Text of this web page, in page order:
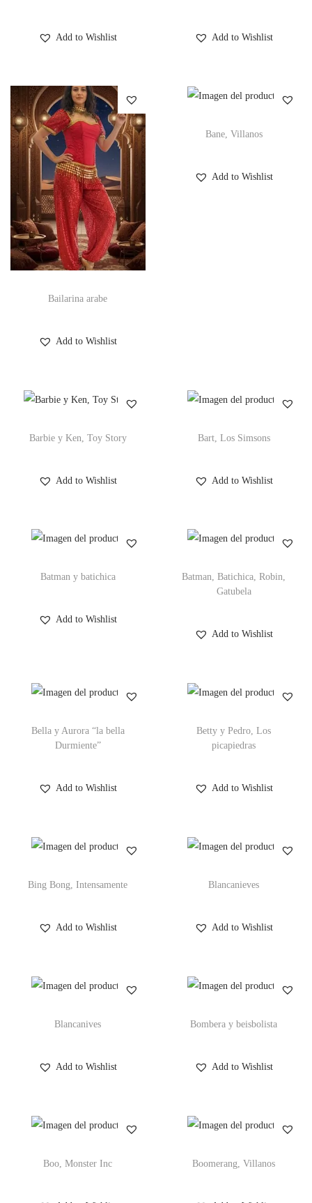
Add to Wishlist Add to Wishlist
Bailarina arabe
Add to Wishlist
Bane, Villanos
Add to Wishlist
Barbie y Ken, Toy Story
Add to Wishlist
Bart, Los Simsons
Add to Wishlist
Batman y batichica
Add to Wishlist
Batman, Batichica, Robin,
Gatubela
Add to Wishlist
Bella y Aurora “la bella
Durmiente”
Add to Wishlist
Betty y Pedro, Los
picapiedras
Add to Wishlist
Bing Bong, Intensamente
Add to Wishlist
Blancanieves
Add to Wishlist
Blancanives
Add to Wishlist
Bombera y beisbolista
Add to Wishlist
Boo, Monster Inc Boomerang, Villanos